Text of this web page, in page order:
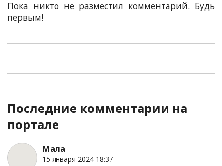
Пока никто не разместил комментарий. Будь
первым!
Последние комментарии на
портале
Мала
15 января 2024 18:37